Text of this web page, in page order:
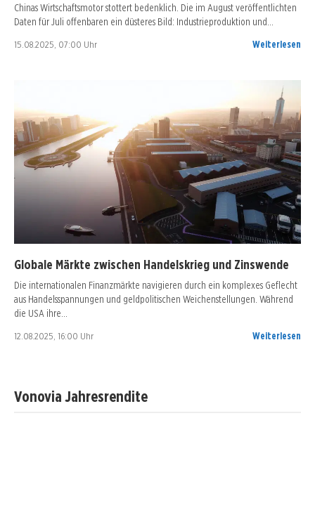
Chinas Wirtschaftsmotor stottert bedenklich. Die im August veröffentlichten
Daten für Juli offenbaren ein düsteres Bild: Industrieproduktion und…
15.08.2025, 07:00 Uhr Weiterlesen
Globale Märkte zwischen Handelskrieg und Zinswende
Die internationalen Finanzmärkte navigieren durch ein komplexes Geflecht
aus Handelsspannungen und geldpolitischen Weichenstellungen. Während
die USA ihre…
12.08.2025, 16:00 Uhr Weiterlesen
Vonovia Jahresrendite